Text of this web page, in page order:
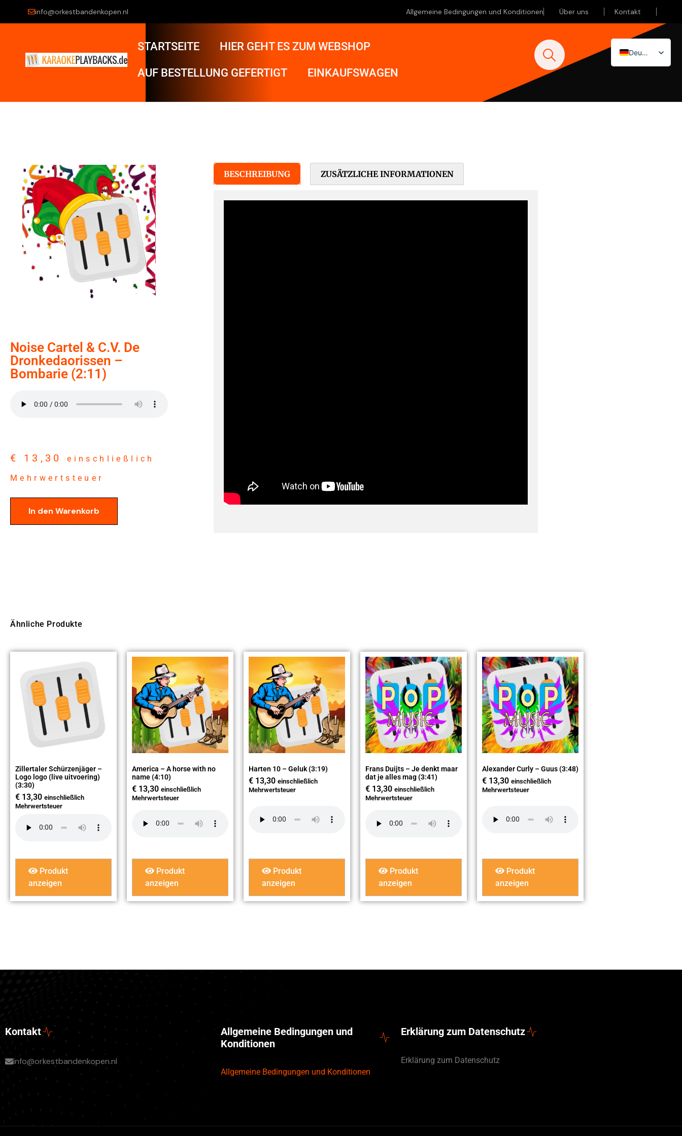
info@orkestbandenkopen.nl Allgemeine Bedingungen und Konditionen Über uns Kontakt
STARTSEITE HIER GEHT ES ZUM WEBSHOP
AUF BESTELLUNG GEFERTIGT EINKAUFSWAGEN
Deutsch
Nederlands
Noise Cartel & C.V. De
Dronkedaorissen –
Bombarie (2:11)
€ 13,30
einschließlich
Mehrwertsteuer
In den Warenkorb
BESCHREIBUNG ZUSÄTZLICHE INFORMATIONEN
Ähnliche Produkte
Zillertaler Schürzenjäger –
Logo logo (live uitvoering)
(3:30)
€ 13,30 einschließlich
Mehrwertsteuer
Produkt
anzeigen
America – A horse with no
name (4:10)
€ 13,30 einschließlich
Mehrwertsteuer
Produkt
anzeigen
Harten 10 – Geluk (3:19)
€ 13,30 einschließlich
Mehrwertsteuer
Produkt
anzeigen
Frans Duijts – Je denkt maar
dat je alles mag (3:41)
€ 13,30 einschließlich
Mehrwertsteuer
Produkt
anzeigen
Alexander Curly – Guus (3:48)
€ 13,30 einschließlich
Mehrwertsteuer
Produkt
anzeigen
Kontakt
info@orkestbandenkopen.nl
Allgemeine Bedingungen und
Konditionen
Allgemeine Bedingungen und Konditionen
Erklärung zum Datenschutz
Erklärung zum Datenschutz